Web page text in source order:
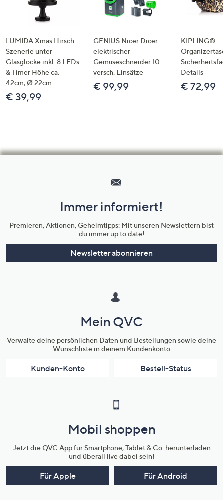
LUMIDA Xmas Hirsch-
Szenerie unter
Glasglocke inkl. 8 LEDs
& Timer Höhe ca.
42cm, Ø 22cm
€ 39,99
GENIUS Nicer Dicer
elektrischer
Gemüseschneider 10
versch. Einsätze
€ 99,99
KIPLING®
Details
€ 72,99
Unternehmensinformationen
Immer informiert!
Premieren, Aktionen, Geheimtipps: Mit unseren Newslettern bist
du immer up to date!
Newsletter abonnieren
Mein QVC
Verwalte deine persönlichen Daten und Bestellungen sowie deine
Wunschliste in deinem Kundenkonto
Kunden-Konto Bestell-Status
Mobil shoppen
Jetzt die QVC App für Smartphone, Tablet & Co. herunterladen
und überall live dabei sein!
Für Apple Für Android